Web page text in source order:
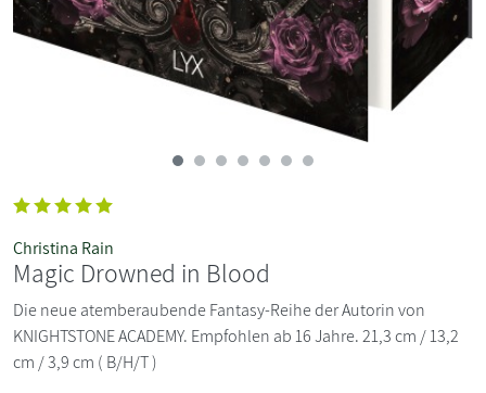
Christina Rain
Magic Drowned in Blood
Die neue atemberaubende Fantasy-Reihe der Autorin von
KNIGHTSTONE ACADEMY. Empfohlen ab 16 Jahre. 21,3 cm / 13,2
cm / 3,9 cm ( B/H/T )